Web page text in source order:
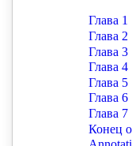
слишком стар и
— Мы
протяжении
Настала пора
территорию, а
ждут — по их